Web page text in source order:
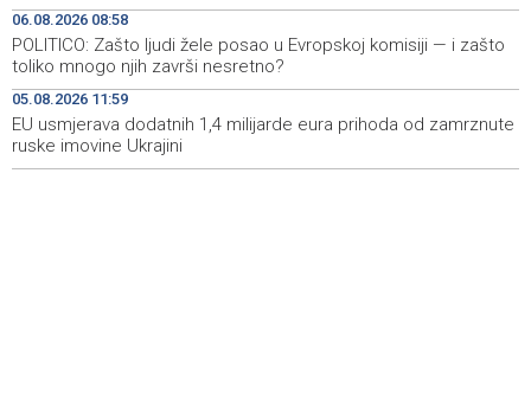
10:28
Pezer već sutra nastupa u kvalifikacijama, vjeruje da će i
navečer biti u finalu EP-a u Birminghamu
Ballian: Neopravdana sječa stabala a grad zbog manjka
drveća sve topliji
06.08.2026 08:58
POLITICO: Zašto ljudi žele posao u Evropskoj komisiji — i zašto
toliko mnogo njih završi nesretno?
05.08.2026 11:59
EU usmjerava dodatnih 1,4 milijarde eura prihoda od zamrznute
ruske imovine Ukrajini